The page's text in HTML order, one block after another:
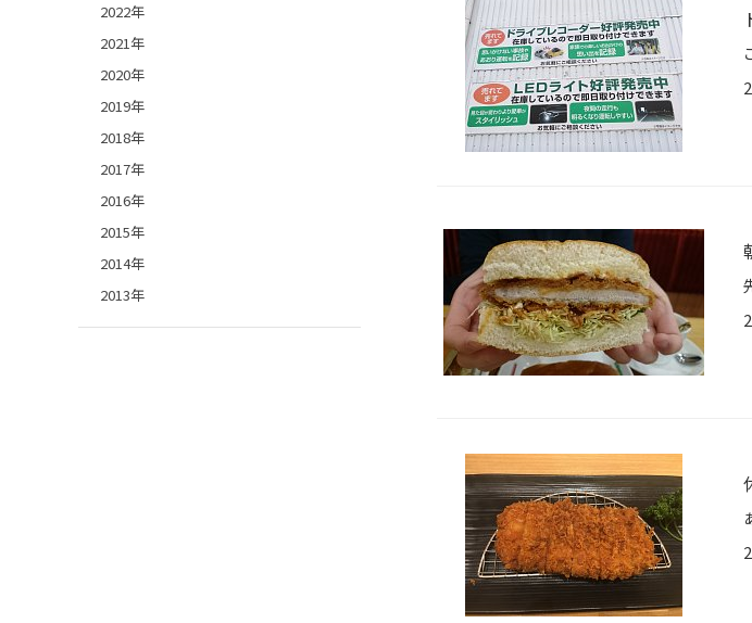
2022年
2021年
2020年
2019年
2018年
2017年
2016年
2015年
2014年
2013年